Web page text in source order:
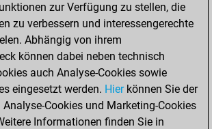
You achieved a
BeautyScore of 51
You achieved a
new Elo of 1638
Samstag, Juni 28,
2025
zur Verfügung zu stellen, die
zu verbessern und interessengerechte
Abhängig von ihrem
können dabei neben technisch
auch Analyse-Cookies sowie
eingesetzt werden. Hierkönnen Sie der
Cookies und Marketing-Cookies
Informationen finden Sie in